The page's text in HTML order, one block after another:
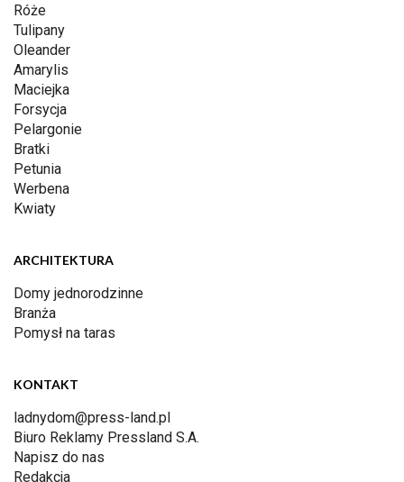
Róże
Tulipany
Oleander
Amarylis
Maciejka
Forsycja
Pelargonie
Bratki
Petunia
Werbena
Kwiaty
ARCHITEKTURA
Domy jednorodzinne
Branża
Pomysł na taras
KONTAKT
ladnydom@press-land.pl
Biuro Reklamy Pressland S.A.
Napisz do nas
Redakcja